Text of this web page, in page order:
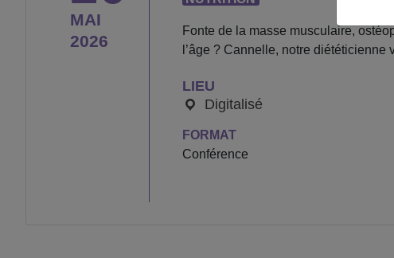
MAI
2026
Fonte de la masse musculaire,
l’âge ? Cannelle, notre diététicienne
LIEU
Digitalisé
FORMAT
Conférence